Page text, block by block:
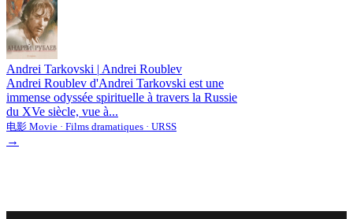
Andrei Tarkovski | Andrei Roublev
Andrei Roublev d'Andrei Tarkovski est une
immense odyssée spirituelle à travers la Russie
du XVe siècle, vue à...
电影 Movie · Films dramatiques · URSS
→